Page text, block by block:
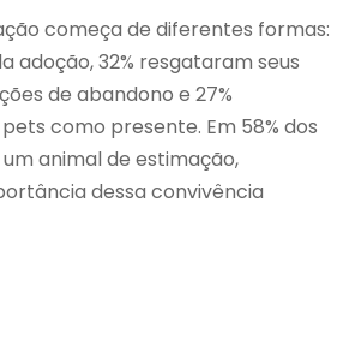
começa de diferentes formas:
adoção, 32% resgataram seus
de abandono e 27%
como presente. Em 58% dos
animal de estimação,
dessa convivência